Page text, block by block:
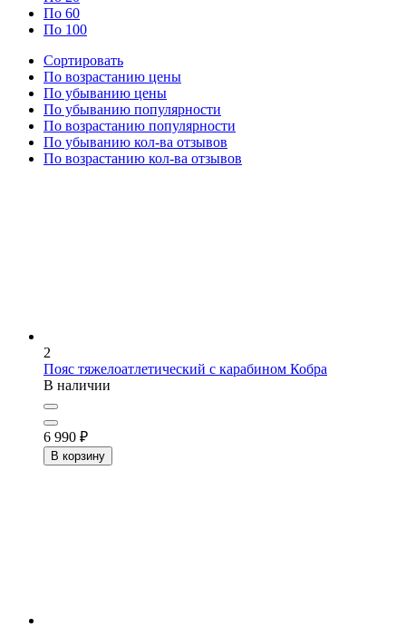
По 60
По 100
Сортировать
По возрастанию цены
По убыванию цены
По убыванию популярности
По возрастанию популярности
По убыванию кол-ва отзывов
По возрастанию кол-ва отзывов
2
Пояс тяжелоатлетический с карабином Кобра
В наличии
6 990 ₽
В корзину